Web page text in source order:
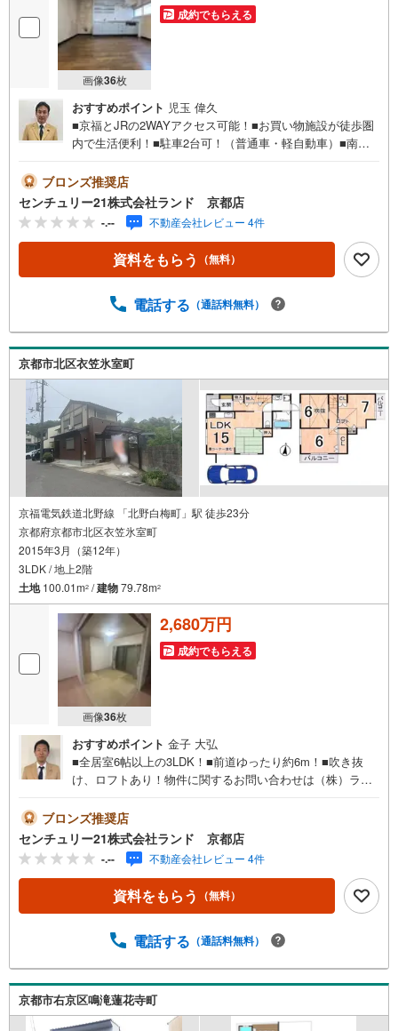
画像36枚
成約でもらえる
おすすめポイント 児玉 偉久
■京福とJRの2WAYアクセス可能！■お買い物施設が徒歩圏
内で生活便利！■駐車2台可！（普通車・軽自動車）■南向
ンド 京都店までお気軽にお問い合わせくださいませ！＜
センチュリー21ランドについて＞●センチュリー21ランド
京都店は・・・ お客様のご希望をお客様の目線でご満足
いただけるお住いを全力でお探し致します！●購入・売却・
ローンのご相談など、些細なことでもお気軽にご相談下さ
いませ！●リフォームのご相談も承っております。○京阪鴨
出川」駅 徒歩約10分○営業時間:10:00～20:00（火曜日・水
ムーズにご案内が可能です。ご連絡お待ちしております！
ブロンズ推奨店
センチュリー21株式会社ランド 京都店
-.-- 不動産会社レビュー 4件
資料をもらう （無料）
電話する （通話料無料）
京都市北区衣笠氷室町
京福電気鉄道北野線 「北野白梅町」駅 徒歩23分
京都府京都市北区衣笠氷室町
2015年3月（築12年）
3LDK / 地上2階
土地100.01m2 /建物79.78m2
画像36枚
2,680万円
成約でもらえる
おすすめポイント 金子 大弘
■全居室6帖以上の3LDK！■前道ゆったり約6m！■吹き抜
け、ロフトあり！物件に関するお問い合わせは（株）ラン
ンチュリー21ランドについて＞●センチュリー21ランド京
都店は・・・ お客様のご希望をお客様の目線でご満足い
ただけるお住いを全力でお探し致します！●購入・売却・ロ
ーンのご相談など、些細なことでもお気軽にご相談下さい
ませ！●リフォームのご相談も承っております。○京阪鴨東
線 「出町柳」駅 徒歩約6分○京都市営地下鉄烏丸線 「今出
日定休日※祝日は営業）事前にご連絡いただけますと、スム
ブロンズ推奨店
センチュリー21株式会社ランド 京都店
-.-- 不動産会社レビュー 4件
資料をもらう （無料）
電話する （通話料無料）
京都市右京区鳴滝蓮花寺町